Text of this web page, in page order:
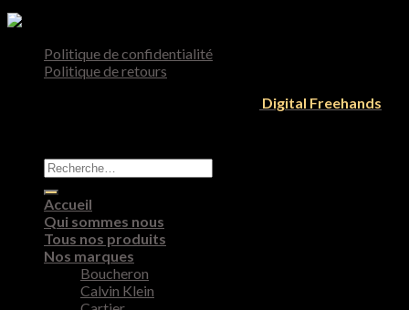
Politique de confidentialité
Politique de retours
Digital Freehands
Recherche
pour :
Accueil
Qui sommes nous
Tous nos produits
Nos marques
Boucheron
Calvin Klein